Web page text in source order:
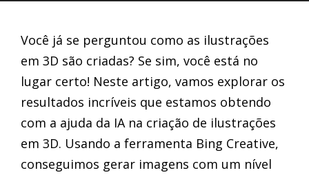
Você já se perguntou como as ilustrações
em 3D são criadas? Se sim, você está no
lugar certo! Neste artigo, vamos explorar os
resultados incríveis que estamos obtendo
com a ajuda da IA na criação de ilustrações
em 3D. Usando a ferramenta Bing Creative,
conseguimos gerar imagens com um nível